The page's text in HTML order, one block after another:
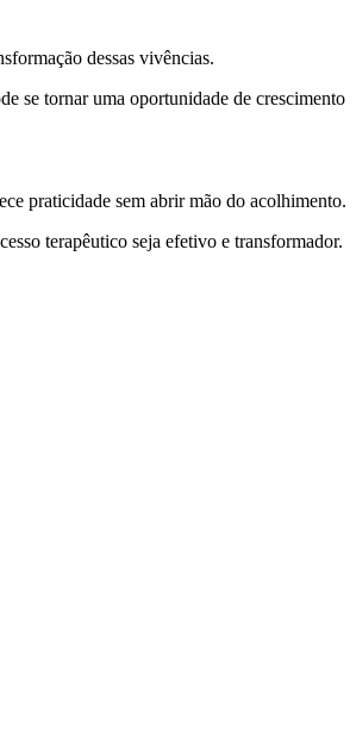
dessas vivências.
se tornar uma oportunidade de crescimento
praticidade sem abrir mão do acolhimento.
terapêutico seja efetivo e transformador.